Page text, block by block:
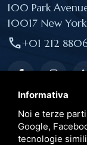
Informativa
Noi e terze
Google,
tecnologie
100 Park
10017 New York
call+01 212
Link utili